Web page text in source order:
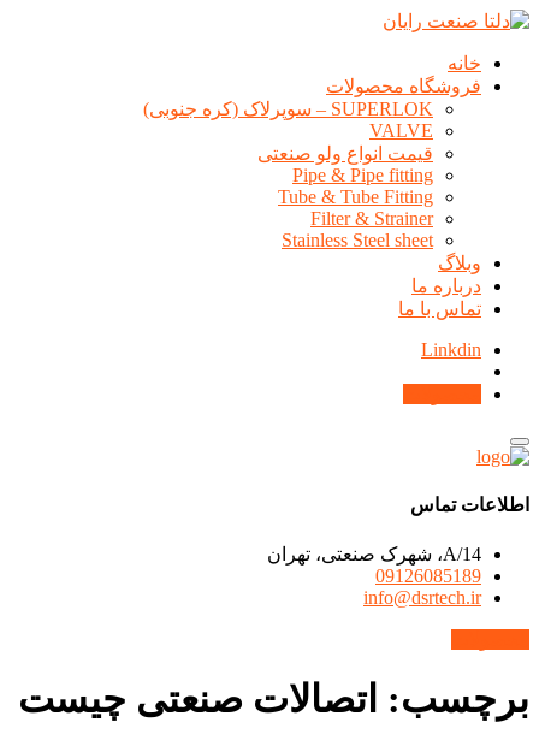
خانه
فروشگاه محصولات
SUPERLOK – سوپرلاک (کره جنوبی)
VALVE
قیمت انواع ولو صنعتی
Pipe & Pipe fitting
Tube & Tube Fitting
Filter & Strainer
Stainless Steel sheet
وبلاگ
درباره ما
تماس با ما
Linkdin
اطلاعات تماس
14/A، شهرک صنعتی، تهران
09126085189
info@dsrtech.ir
برچسب: اتصالات صنعتی چیست